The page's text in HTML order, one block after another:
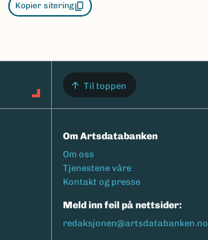
Kopier sitering
Til toppen
Om Artsdatabanken
Footermeny
Om oss
Tjenestene våre
Kontakt og presse
Meld inn feil på nettsider:
redaksjonen@artsdatabanken.no